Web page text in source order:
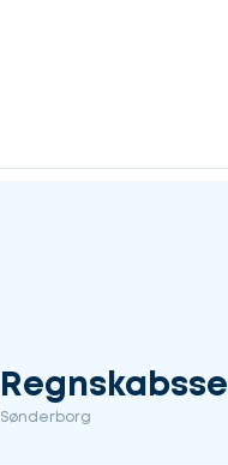
Sønderborg